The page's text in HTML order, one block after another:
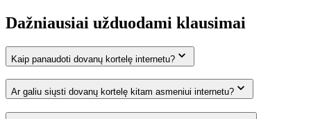
Dažniausiai užduodami klausimai
Kaip panaudoti dovanų kortelę internetu?
Ar galiu siųsti dovanų kortelę kitam asmeniui internetu?